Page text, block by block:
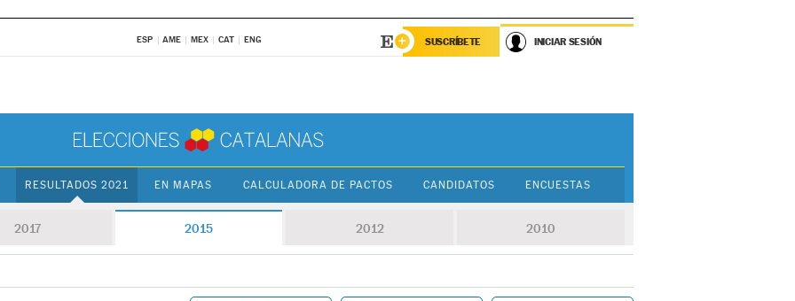
ESP AME MEX CAT ENG SUSCRÍBETE INICIAR SESIÓN
RESULTADOS 2021 EN MAPAS CALCULADORA DE PACTOS CANDIDATOS ENCUESTAS
2017 2015 2012 2010